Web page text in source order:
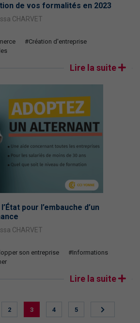
de vos formalités en 2023
CHARVET
#Création d'entreprise
Lire la suite
pour l’embauche d’un
CHARVET
son entreprise
#Informations
Lire la suite
2 3 4 5